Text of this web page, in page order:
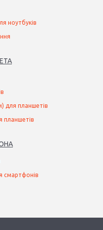
ноутбуків
А
для планшетів
планшетів
А
смартфонів